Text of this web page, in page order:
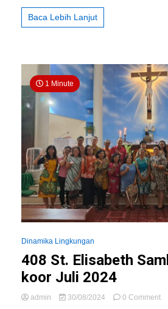
Baca Lebih Lanjut
1 Minute
Dinamika Lingkungan
408 St. Elisabeth
koor Juli 2024
admin 30/08/2024 0 Commenton